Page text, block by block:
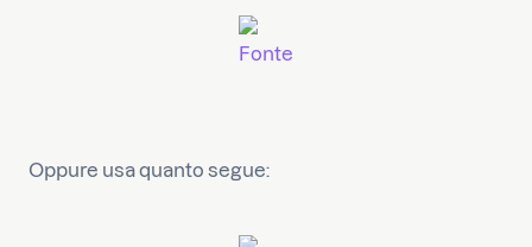
Fonte
Oppure usa quanto segue: